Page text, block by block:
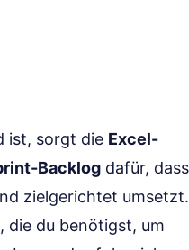
ist, sorgt die Excel-
Backlog dafür, dass
zielgerichtet umsetzt.
die du benötigst, um